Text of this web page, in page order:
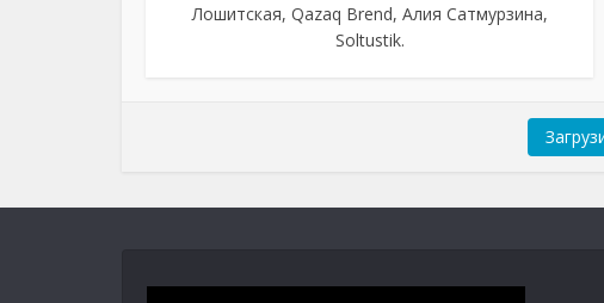
Лошитская, Qazaq Brend, Алия Сатмурзина,
Soltustik.